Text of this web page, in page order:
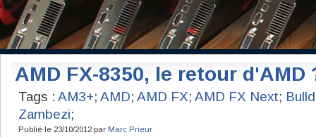
AMD FX-8350, le retour d'AMD
Tags : AM3+; AMD; AMD FX; AMD FX Next;
Zambezi;
Publié le 23/10/2012 par Marc Prieur